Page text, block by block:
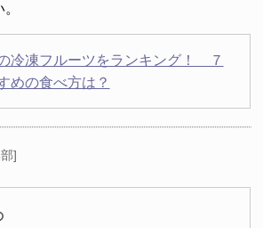
冷凍フルーツをランキング！ ７
めの食べ方は？
]